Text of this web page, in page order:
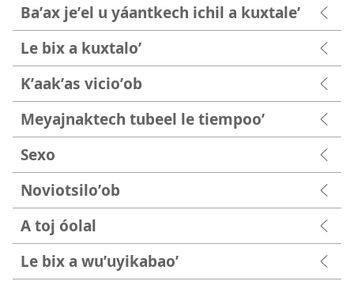
Baʼax jeʼel u yáantkech ichil a kuxtaleʼ
Le bix a kuxtaloʼ
Kʼaakʼas vicioʼob
Meyajnaktech tubeel le tiempooʼ
Sexo
Noviotsiloʼob
A toj óolal
Le bix a wuʼuyikabaoʼ